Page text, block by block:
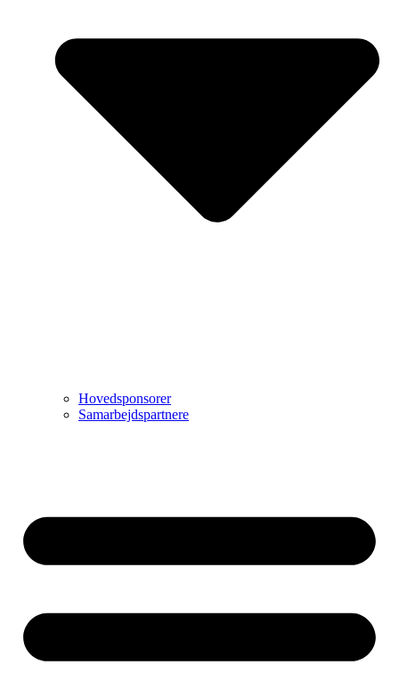
Hovedsponsorer
Samarbejdspartnere